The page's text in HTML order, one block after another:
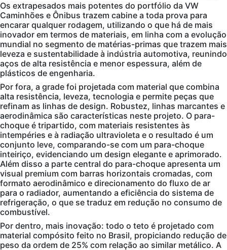
Os extrapesados mais potentes do portfólio da VW
Caminhões e Ônibus trazem cabine a toda prova para
encarar qualquer rodagem, utilizando o que há de mais
inovador em termos de materiais, em linha com a evolução
mundial no segmento de matérias-primas que trazem mais
leveza e sustentabilidade à indústria automotiva, reunindo
aços de alta resistência e menor espessura, além de
plásticos de engenharia.
Por fora, a grade foi projetada com material que combina
alta resistência, leveza, tecnologia e permite peças que
refinam as linhas de design. Robustez, linhas marcantes e
aerodinâmica são características neste projeto. O para-
choque é tripartido, com materiais resistentes às
intempéries e à radiação ultravioleta e o resultado é um
conjunto leve, comparando-se com um para-choque
inteiriço, evidenciando um design elegante e aprimorado.
Além disso a parte central do para-choque apresenta um
visual premium com barras horizontais cromadas, com
formato aerodinâmico e direcionamento do fluxo de ar
para o radiador, aumentando a eficiência do sistema de
refrigeração, o que se traduz em redução no consumo de
combustível.
Por dentro, mais inovação: todo o teto é projetado com
material compósito feito no Brasil, propiciando redução de
peso da ordem de 25% com relação ao similar metálico. A